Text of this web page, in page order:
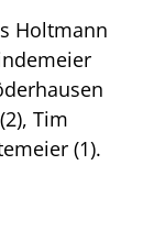
Holtmann
Tim
(1).